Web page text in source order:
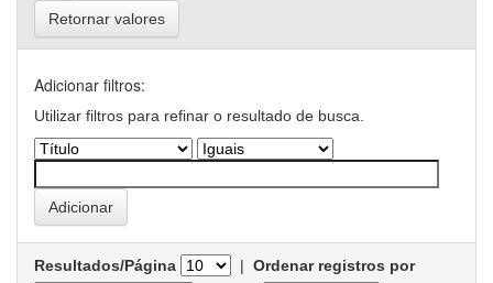
Retornar valores
Adicionar filtros:
Utilizar filtros para refinar o resultado de busca.
Resultados/Página | Ordenar registros por